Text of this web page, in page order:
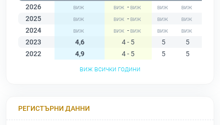
2026
-
2025
-
2024
-
2023
4,6 4 - 5 5 5
2022
4,9 4 - 5 5 5
виж всички години
РЕГИСТЪРНИ ДАННИ